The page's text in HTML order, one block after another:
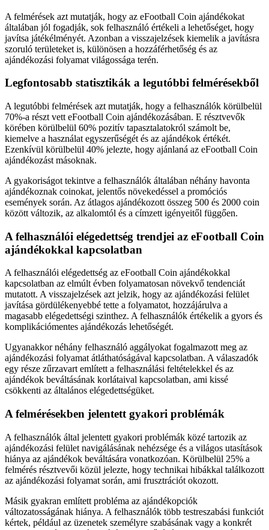
A felmérések azt mutatják, hogy az eFootball Coin ajándékokat
általában jól fogadják, sok felhasználó értékeli a lehetőséget, hogy
javítsa játékélményét. Azonban a visszajelzések kiemelik a javításra
szoruló területeket is, különösen a hozzáférhetőség és az
ajándékozási folyamat világossága terén.
Legfontosabb statisztikák a legutóbbi felmérésekből
A legutóbbi felmérések azt mutatják, hogy a felhasználók körülbelül
70%-a részt vett eFootball Coin ajándékozásában. E résztvevők
körében körülbelül 60% pozitív tapasztalatokról számolt be,
kiemelve a használat egyszerűségét és az ajándékok értékét.
Ezenkívül körülbelül 40% jelezte, hogy ajánlaná az eFootball Coin
ajándékozást másoknak.
A gyakoriságot tekintve a felhasználók általában néhány havonta
ajándékoznak coinokat, jelentős növekedéssel a promóciós
események során. Az átlagos ajándékozott összeg 500 és 2000 coin
között változik, az alkalomtól és a címzett igényeitől függően.
A felhasználói elégedettség trendjei az eFootball Coin
ajándékokkal kapcsolatban
A felhasználói elégedettség az eFootball Coin ajándékokkal
kapcsolatban az elmúlt évben folyamatosan növekvő tendenciát
mutatott. A visszajelzések azt jelzik, hogy az ajándékozási felület
javítása gördülékenyebbé tette a folyamatot, hozzájárulva a
magasabb elégedettségi szinthez. A felhasználók értékelik a gyors és
komplikációmentes ajándékozás lehetőségét.
Ugyanakkor néhány felhasználó aggályokat fogalmazott meg az
ajándékozási folyamat átláthatóságával kapcsolatban. A válaszadók
egy része zűrzavart említett a felhasználási feltételekkel és az
ajándékok beváltásának korlátaival kapcsolatban, ami kissé
csökkenti az általános elégedettségüket.
A felmérésekben jelentett gyakori problémák
A felhasználók által jelentett gyakori problémák közé tartozik az
ajándékozási felület navigálásának nehézsége és a világos utasítások
hiánya az ajándékok beváltására vonatkozóan. Körülbelül 25% a
felmérés résztvevői közül jelezte, hogy technikai hibákkal találkozott
az ajándékozási folyamat során, ami frusztrációt okozott.
Másik gyakran említett probléma az ajándékopciók
változatosságának hiánya. A felhasználók több testreszabási funkciót
kértek, például az üzenetek személyre szabásának vagy a konkrét